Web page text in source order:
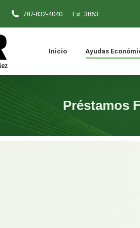
787-832-4040 Ext. 3863
Inicio Ayudas
Préstamos
Ayudas Económicas Fechas